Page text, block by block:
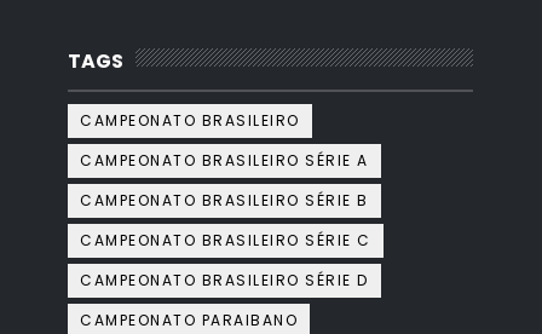
TAGS
CAMPEONATO BRASILEIRO
CAMPEONATO BRASILEIRO SÉRIE A
CAMPEONATO BRASILEIRO SÉRIE B
CAMPEONATO BRASILEIRO SÉRIE C
CAMPEONATO BRASILEIRO SÉRIE D
CAMPEONATO PARAIBANO